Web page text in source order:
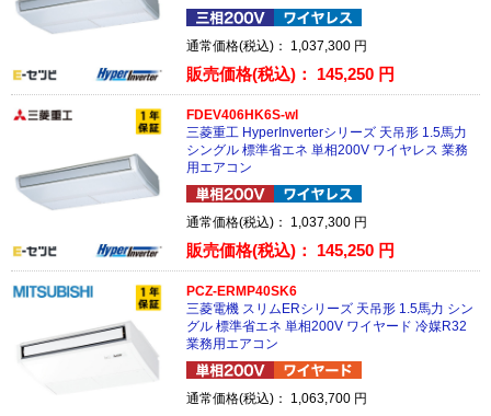
通常価格(税込)： 1,037,300 円
販売価格(税込)： 145,250 円
FDEV406HK6S-wl
三菱重工 HyperInverterシリーズ 天吊形 1.5馬力
シングル 標準省エネ 単相200V ワイヤレス 業務
用エアコン
通常価格(税込)： 1,037,300 円
販売価格(税込)： 145,250 円
PCZ-ERMP40SK6
三菱電機 スリムERシリーズ 天吊形 1.5馬力 シン
グル 標準省エネ 単相200V ワイヤード 冷媒R32
業務用エアコン
通常価格(税込)： 1,063,700 円